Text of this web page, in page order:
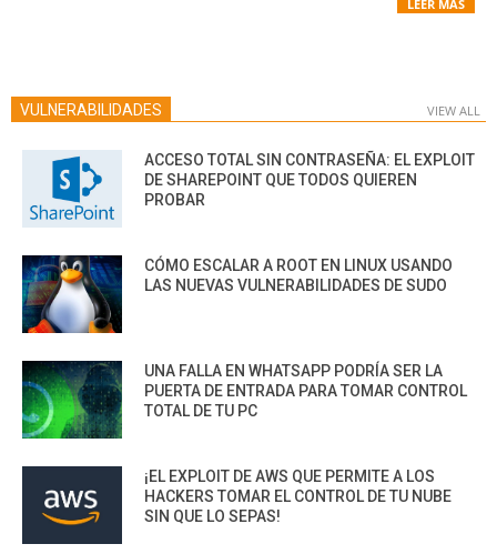
LEER MÁS
VULNERABILIDADES VIEW ALL
ACCESO TOTAL SIN CONTRASEÑA: EL EXPLOIT
DE SHAREPOINT QUE TODOS QUIEREN
PROBAR
CÓMO ESCALAR A ROOT EN LINUX USANDO
LAS NUEVAS VULNERABILIDADES DE SUDO
UNA FALLA EN WHATSAPP PODRÍA SER LA
PUERTA DE ENTRADA PARA TOMAR CONTROL
TOTAL DE TU PC
¡EL EXPLOIT DE AWS QUE PERMITE A LOS
HACKERS TOMAR EL CONTROL DE TU NUBE
SIN QUE LO SEPAS!